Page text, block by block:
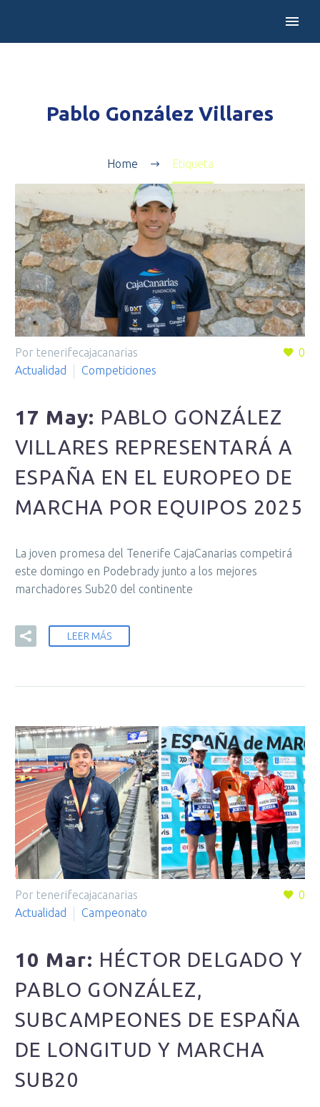
Pablo González Villares
Home Etiqueta
0
Por tenerifecajacanarias
Actualidad
Competiciones
17 May: PABLO GONZÁLEZ
VILLARES REPRESENTARÁ A
ESPAÑA EN EL EUROPEO DE
MARCHA POR EQUIPOS 2025
La joven promesa del Tenerife CajaCanarias competirá
este domingo en Podebrady junto a los mejores
marchadores Sub20 del continente
LEER MÁS
0
Por tenerifecajacanarias
Actualidad
Campeonato
10 Mar: HÉCTOR DELGADO Y
PABLO GONZÁLEZ,
SUBCAMPEONES DE ESPAÑA
DE LONGITUD Y MARCHA
SUB20